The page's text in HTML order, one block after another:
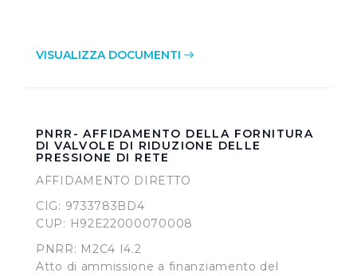
VISUALIZZA DOCUMENTI
PNRR- AFFIDAMENTO DELLA FORNITURA
DI VALVOLE DI RIDUZIONE DELLE
PRESSIONE DI RETE
AFFIDAMENTO DIRETTO
CIG: 9733783BD4
CUP: H92E22000070008
PNRR: M2C4 I4.2
Atto di ammissione a finanziamento del